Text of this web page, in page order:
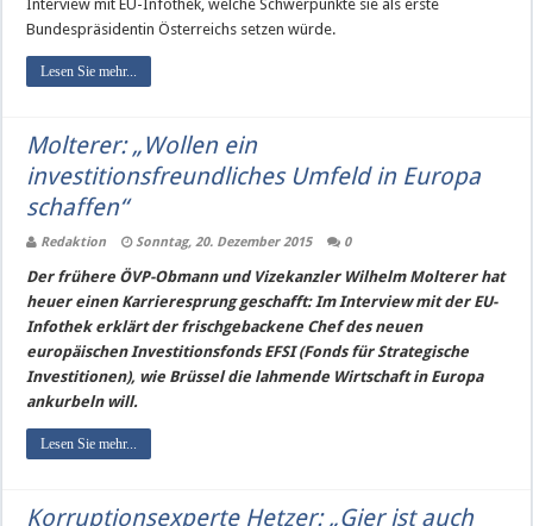
Interview mit EU-Infothek, welche Schwerpunkte sie als erste
Bundespräsidentin Österreichs setzen würde.
Lesen Sie mehr...
Molterer: „Wollen ein
investitionsfreundliches Umfeld in Europa
schaffen“
Redaktion Sonntag, 20. Dezember 2015 0
Der frühere ÖVP-Obmann und Vizekanzler Wilhelm Molterer hat
heuer einen Karrieresprung geschafft: Im Interview mit der EU-
Infothek erklärt der frischgebackene Chef des neuen
europäischen Investitionsfonds EFSI (Fonds für Strategische
Investitionen), wie Brüssel die lahmende Wirtschaft in Europa
ankurbeln will.
Lesen Sie mehr...
Korruptionsexperte Hetzer: „Gier ist auch